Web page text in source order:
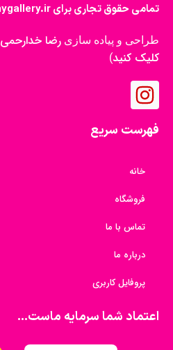
تمامی حقوق تجاری برای shainygallery.ir محفوظ است.
طراحی و پیاده سازی رضا خدارحمی
کلیک کنید)
فهرست سریع
خانه
فروشگاه
تماس با ما
درباره ما
پروفایل کاربری
اعتماد شما سرمایه ماست...